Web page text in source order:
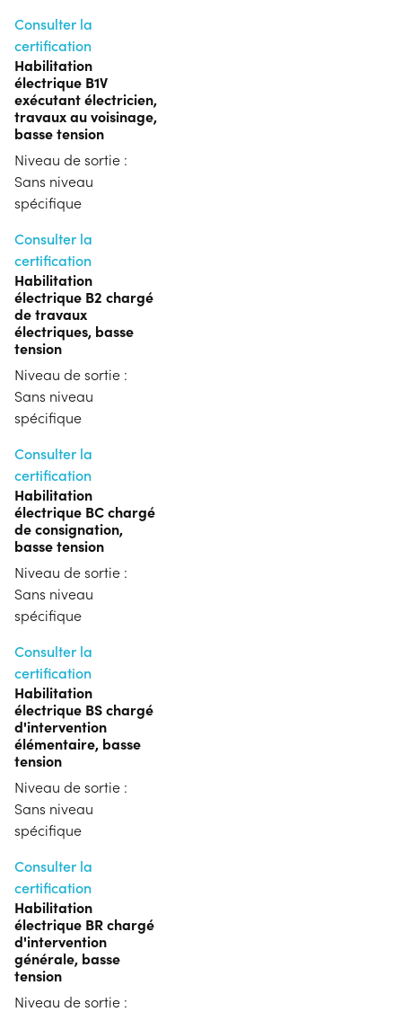
Consulter la
certification
Habilitation
électrique B1V
exécutant électricien,
travaux au voisinage,
basse tension
Niveau de sortie :
Sans niveau
spécifique
Consulter la
certification
Habilitation
électrique B2 chargé
de travaux
électriques, basse
tension
Niveau de sortie :
Sans niveau
spécifique
Consulter la
certification
Habilitation
électrique BC chargé
de consignation,
basse tension
Niveau de sortie :
Sans niveau
spécifique
Consulter la
certification
Habilitation
électrique BS chargé
d'intervention
élémentaire, basse
tension
Niveau de sortie :
Sans niveau
spécifique
Consulter la
certification
Habilitation
électrique BR chargé
d'intervention
générale, basse
tension
Niveau de sortie :